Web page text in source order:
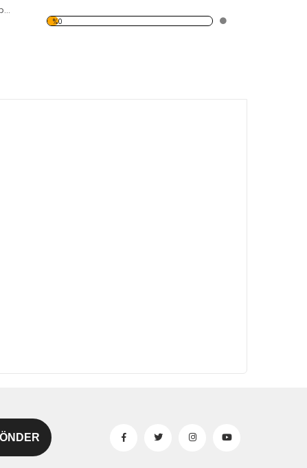
Ağaç ve Renkli Yapraklar Temalı Kanvas Tablo
%0